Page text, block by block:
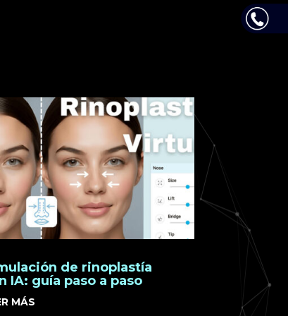
de rinoplastía
IA: guía paso a paso
MÁS